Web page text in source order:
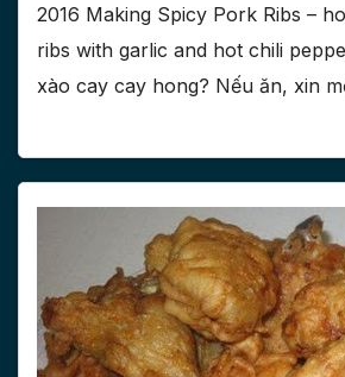
2016 Making Spicy Pork Ribs –
ribs with garlic and hot chili
xào cay cay hong? Nếu ăn, xin